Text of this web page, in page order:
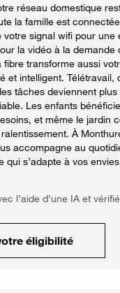
réseau domestique
la famille est
votre signal wifi pour une
la vidéo à la demande
fibre transforme aussi
et intelligent. Télétravail,
tâches deviennent
Les enfants
et même le jardin
À
accompagne au
qui s’adapte à vos
l’aide d’une IA et
éligibilité